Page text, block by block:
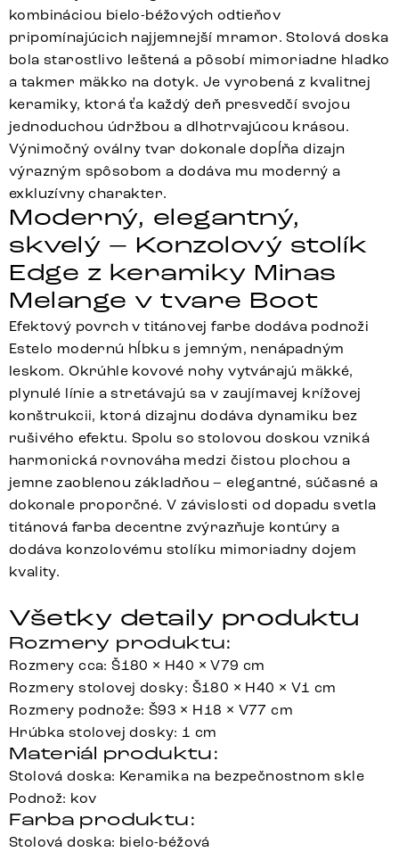
kombináciou bielo-béžových odtieňov
pripomínajúcich najjemnejší mramor. Stolová doska
bola starostlivo leštená a pôsobí mimoriadne hladko
a takmer mäkko na dotyk. Je vyrobená z kvalitnej
keramiky, ktorá ťa každý deň presvedčí svojou
jednoduchou údržbou a dlhotrvajúcou krásou.
Výnimočný oválny tvar dokonale dopĺňa dizajn
výrazným spôsobom a dodáva mu moderný a
exkluzívny charakter.
Moderný, elegantný,
skvelý – Konzolový stolík
Edge z keramiky Minas
Melange v tvare Boot
Efektový povrch v titánovej farbe dodáva podnoži
Estelo modernú hĺbku s jemným, nenápadným
leskom. Okrúhle kovové nohy vytvárajú mäkké,
plynulé línie a stretávajú sa v zaujímavej krížovej
konštrukcii, ktorá dizajnu dodáva dynamiku bez
rušivého efektu. Spolu so stolovou doskou vzniká
harmonická rovnováha medzi čistou plochou a
jemne zaoblenou základňou – elegantné, súčasné a
dokonale proporčné. V závislosti od dopadu svetla
titánová farba decentne zvýrazňuje kontúry a
dodáva konzolovému stolíku mimoriadny dojem
kvality.
Všetky detaily produktu
Rozmery produktu:
Rozmery cca: Š180 × H40 × V79 cm
Rozmery stolovej dosky: Š180 × H40 × V1 cm
Rozmery podnože: Š93 × H18 × V77 cm
Hrúbka stolovej dosky: 1 cm
Materiál produktu:
Stolová doska: Keramika na bezpečnostnom skle
Podnož: kov
Farba produktu:
Stolová doska: bielo-béžová